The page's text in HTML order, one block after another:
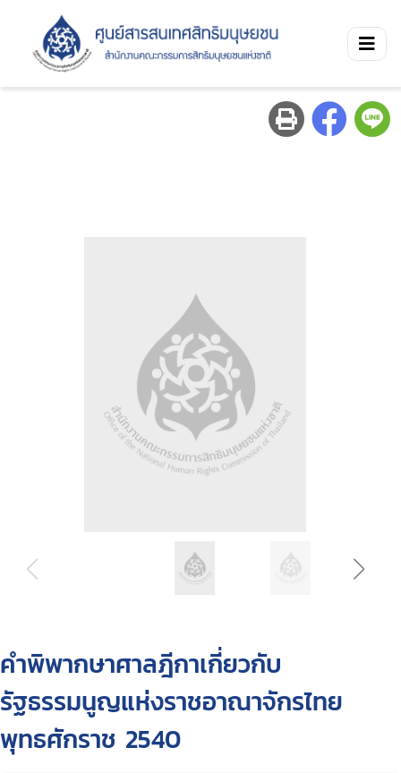
คำพิพากษาศาลฎีกาเกี่ยวกับ
รัฐธรรมนูญแห่งราชอาณาจักรไทย
พุทธศักราช 2540